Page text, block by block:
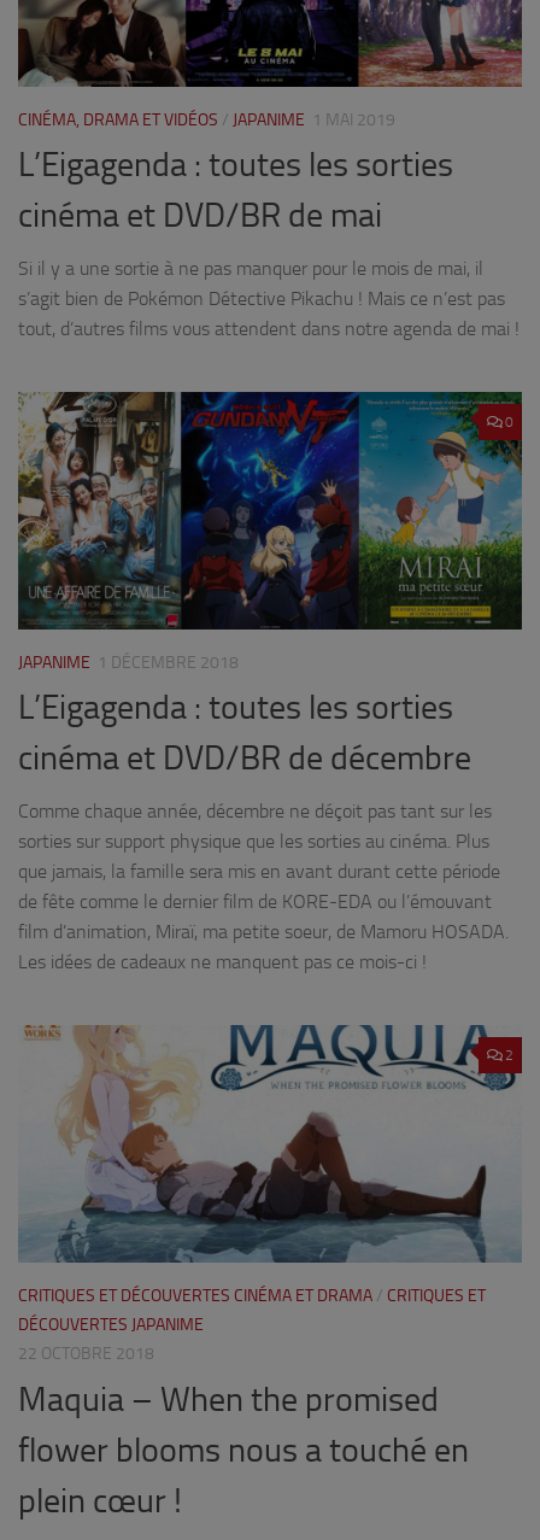
CINÉMA, DRAMA ET VIDÉOS / JAPANIME 1 MAI 2019
L’Eigagenda : toutes les sorties
cinéma et DVD/BR de mai
Si il y a une sortie à ne pas manquer pour le mois de mai, il
s’agit bien de Pokémon Détective Pikachu ! Mais ce n’est pas
tout, d’autres films vous attendent dans notre agenda de mai !
0
JAPANIME 1 DÉCEMBRE 2018
L’Eigagenda : toutes les sorties
cinéma et DVD/BR de décembre
Comme chaque année, décembre ne déçoit pas tant sur les
sorties sur support physique que les sorties au cinéma. Plus
que jamais, la famille sera mis en avant durant cette période
de fête comme le dernier film de KORE-EDA ou l’émouvant
film d’animation, Miraï, ma petite soeur, de Mamoru HOSADA.
Les idées de cadeaux ne manquent pas ce mois-ci !
2
CRITIQUES ET DÉCOUVERTES CINÉMA ET DRAMA / CRITIQUES ET
DÉCOUVERTES JAPANIME
22 OCTOBRE 2018
Maquia – When the promised
flower blooms nous a touché en
plein cœur !